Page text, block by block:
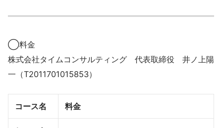
◯料金
株式会社タイムコンサルティング 代表取締役 井ノ上陽
一（T2011701015853）
コース名 料金